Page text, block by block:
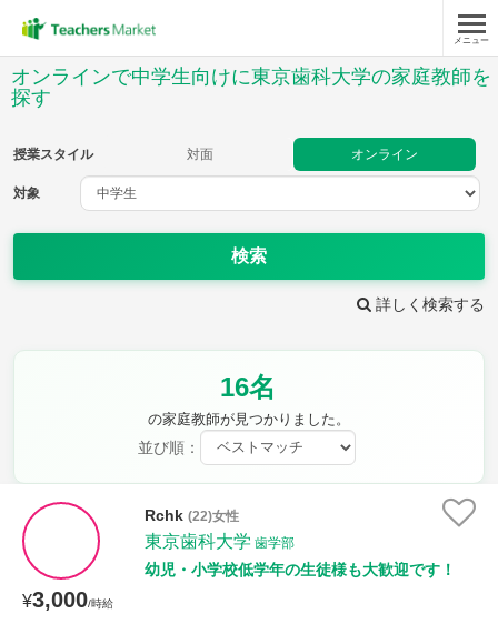
メニュー
オンラインで中学生向けに東京歯科大学の家庭教師を
探す
授業スタイル 対面 オンライン
対象
検索
詳しく検索する
16名
の家庭教師が見つかりました。
並び順：
¥3,000/時給
Rchk (22)女性
東京歯科大学 歯学部
幼児・小学校低学年の生徒様も大歓迎です！
対象
地理
時給：¥1,000 ～ ¥10,000
授業可能日
月曜日